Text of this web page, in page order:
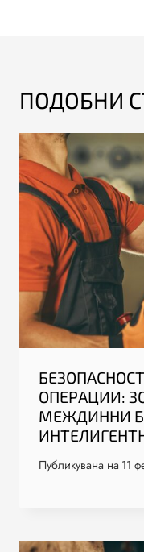
ПОДОБНИ
ОПЕРАЦИИ:
МЕЖДИННИ
Публикувана на 11